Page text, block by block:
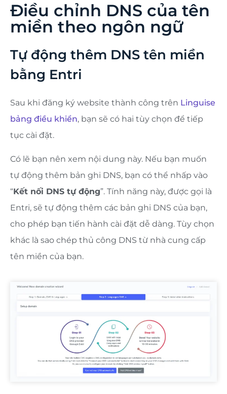
Điều chỉnh DNS của tên
miền theo ngôn ngữ
Tự động thêm DNS tên miền
bằng Entri
Sau khi đăng ký website thành công trên Linguise
bảng điều khiển, bạn sẽ có hai tùy chọn để tiếp
tục cài đặt.
Có lẽ bạn nên xem nội dung này. Nếu bạn muốn
tự động thêm bản ghi DNS, bạn có thể nhấp vào
“Kết nối DNS tự động”. Tính năng này, được gọi là
Entri, sẽ tự động thêm các bản ghi DNS của bạn,
cho phép bạn tiến hành cài đặt dễ dàng. Tùy chọn
khác là sao chép thủ công DNS từ nhà cung cấp
tên miền của bạn.